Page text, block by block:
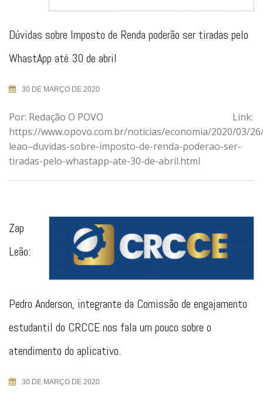
Dúvidas sobre Imposto de Renda poderão ser tiradas pelo
WhastApp até 30 de abril
30 DE MARÇO DE 2020
Por: Redação O POVO Link:
https://www.opovo.com.br/noticias/economia/2020/03/
leao–duvidas-sobre-imposto-de-renda-poderao-ser-
tiradas-pelo-whastapp-ate-30-de-abril.html
Zap
Leão:
Pedro Anderson, integrante da Comissão de engajamento
estudantil do CRCCE nos fala um pouco sobre o
atendimento do aplicativo.
30 DE MARÇO DE 2020